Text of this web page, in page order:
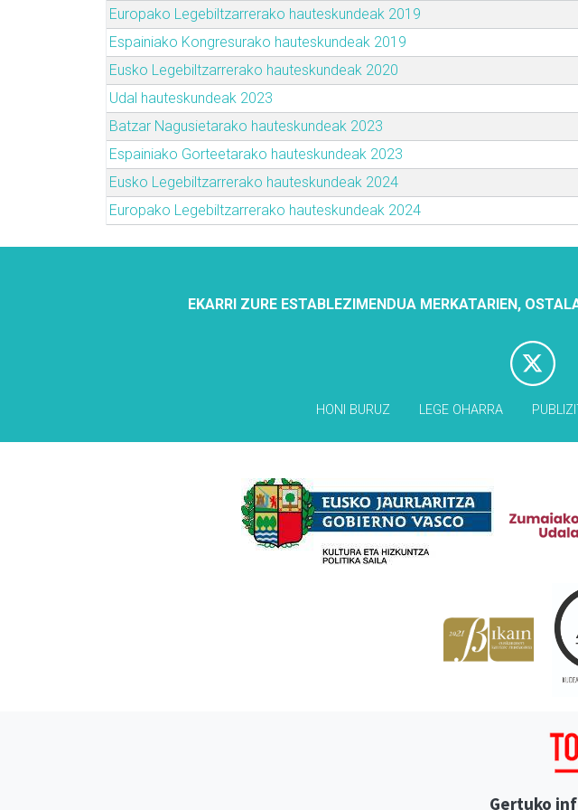
Europako Legebiltzarrerako hauteskundeak 2019
Espainiako Kongresurako hauteskundeak 2019
Eusko Legebiltzarrerako hauteskundeak 2020
Udal hauteskundeak 2023
Batzar Nagusietarako hauteskundeak 2023
Espainiako Gorteetarako hauteskundeak 2023
Eusko Legebiltzarrerako hauteskundeak 2024
Europako Legebiltzarrerako hauteskundeak 2024
EKARRI ZURE ESTABLEZIMENDUA MERKATARIEN,
HONI BURUZ LEGE OHARRA
Gertuko